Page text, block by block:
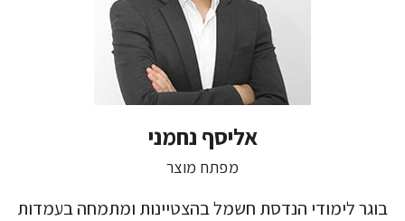
אליסף נחמני
מפתח מוצר
בוגר לימודי הנדסת חשמל בהצטיינות ומתמחה בעמדות